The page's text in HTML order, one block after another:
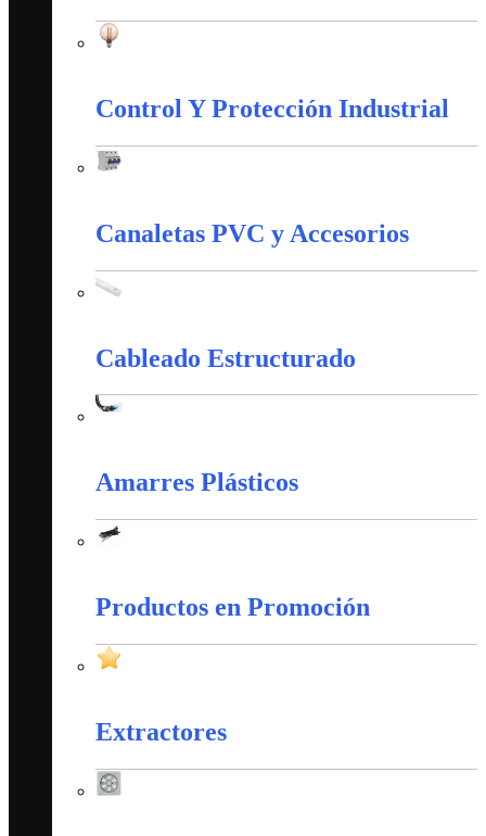
Control Y Protección Industrial
Canaletas PVC y Accesorios
Cableado Estructurado
Amarres Plásticos
Productos en Promoción
Extractores